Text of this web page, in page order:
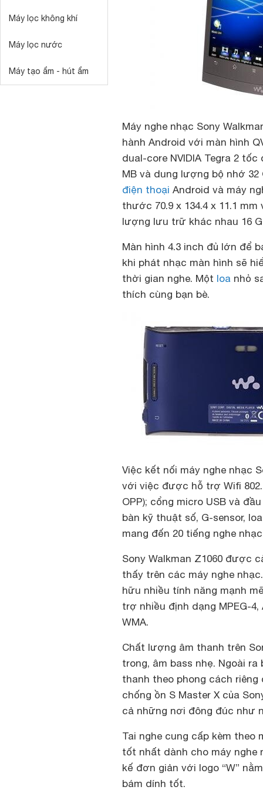
Máy lọc không khí
Máy lọc nước
Máy tạo ẩm - hút ẩm
Máy nghe nhạc Sony
hành Android với màn hình
dual-core NVIDIA Tegra 2
MB và dung lượng bộ nhớ
điện thoại Android và máy
thước 70.9 x 134.4 x 11.1
lượng lưu trữ khác nhau 16
Màn hình 4.3 inch đủ lớn để
khi phát nhạc màn hình sẽ
thời gian nghe. Một loa nhỏ
thích cùng bạn bè.
Việc kết nối máy nghe nhạc
với việc được hỗ trợ Wifi
OPP); cổng micro USB và
bàn kỹ thuật số, G-sensor,
mang đến 20 tiếng nghe
Sony Walkman Z1060 được
thấy trên các máy nghe
hữu nhiều tính năng mạnh
trợ nhiều định dạng MPEG-4,
WMA.
Chất lượng âm thanh trên
trong, âm bass nhẹ. Ngoài
thanh theo phong cách
chống ồn S Master X của
cả những nơi đông đúc như
Tai nghe cung cấp kèm
tốt nhất dành cho máy nghe
kế đơn giản với logo “W”
bám dính tốt.